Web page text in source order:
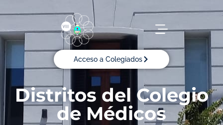
Acceso a Colegiados
Distritos del Colegio
de Médicos